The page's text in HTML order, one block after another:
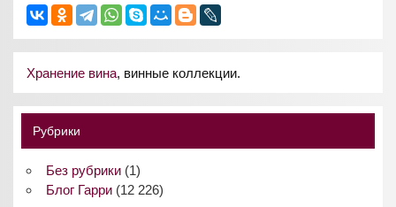
Хранение вина, винные коллекции.
Рубрики
Без рубрики(1)
Блог Гарри(12 226)